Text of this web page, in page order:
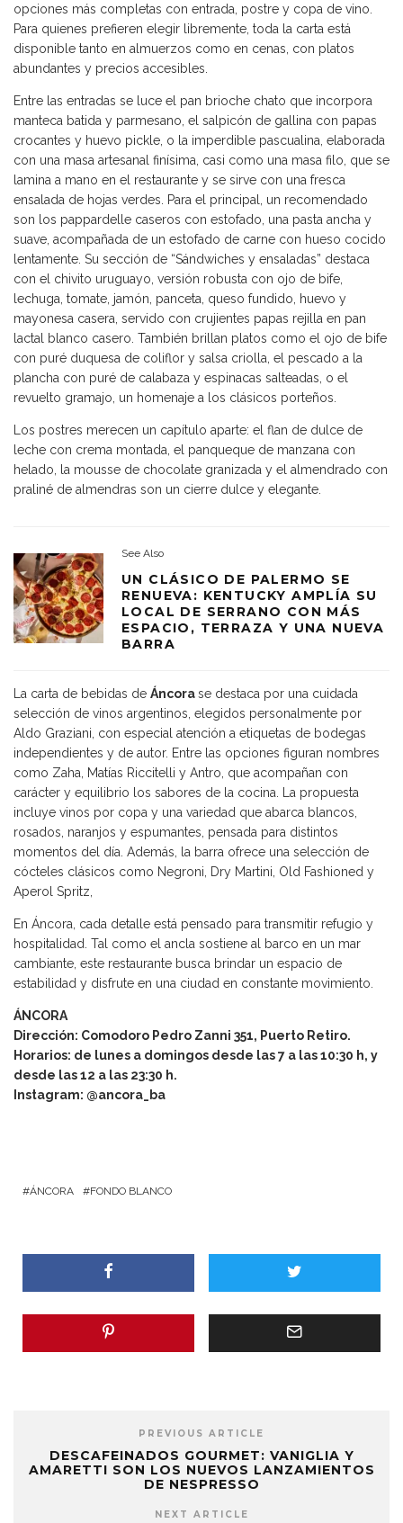
opciones más completas con entrada, postre y copa de vino.
Para quienes prefieren elegir libremente, toda la carta está
disponible tanto en almuerzos como en cenas, con platos
abundantes y precios accesibles.
Entre las entradas se luce el pan brioche chato que incorpora
manteca batida y parmesano, el salpicón de gallina con papas
crocantes y huevo pickle, o la imperdible pascualina, elaborada
con una masa artesanal finísima, casi como una masa filo, que se
lamina a mano en el restaurante y se sirve con una fresca
ensalada de hojas verdes. Para el principal, un recomendado
son los pappardelle caseros con estofado, una pasta ancha y
suave, acompañada de un estofado de carne con hueso cocido
lentamente. Su sección de “Sándwiches y ensaladas” destaca
con el chivito uruguayo, versión robusta con ojo de bife,
lechuga, tomate, jamón, panceta, queso fundido, huevo y
mayonesa casera, servido con crujientes papas rejilla en pan
lactal blanco casero. También brillan platos como el ojo de bife
con puré duquesa de coliflor y salsa criolla, el pescado a la
plancha con puré de calabaza y espinacas salteadas, o el
revuelto gramajo, un homenaje a los clásicos porteños.
Los postres merecen un capítulo aparte: el flan de dulce de
leche con crema montada, el panqueque de manzana con
helado, la mousse de chocolate granizada y el almendrado con
praliné de almendras son un cierre dulce y elegante.
See Also
UN CLÁSICO DE PALERMO SE
RENUEVA: KENTUCKY AMPLÍA SU
LOCAL DE SERRANO CON MÁS
ESPACIO, TERRAZA Y UNA NUEVA
BARRA
La carta de bebidas de Áncorase destaca por una cuidada
selección de vinos argentinos, elegidos personalmente por
Aldo Graziani, con especial atención a etiquetas de bodegas
independientes y de autor. Entre las opciones figuran nombres
como Zaha, Matías Riccitelli y Antro, que acompañan con
carácter y equilibrio los sabores de la cocina. La propuesta
incluye vinos por copa y una variedad que abarca blancos,
rosados, naranjos y espumantes, pensada para distintos
momentos del día. Además, la barra ofrece una selección de
cócteles clásicos como Negroni, Dry Martini, Old Fashioned y
Aperol Spritz,
En Áncora, cada detalle está pensado para transmitir refugio y
hospitalidad. Tal como el ancla sostiene al barco en un mar
cambiante, este restaurante busca brindar un espacio de
estabilidad y disfrute en una ciudad en constante movimiento.
ÁNCORA
Dirección: Comodoro Pedro Zanni 351, Puerto Retiro.
Horarios: de lunes a domingos desde las 7 a las 10:30 h, y
desde las 12 a las 23:30 h.
Instagram: @ancora_ba
ÁNCORA FONDO BLANCO
PREVIOUS ARTICLE
DESCAFEINADOS GOURMET: VANIGLIA Y
AMARETTI SON LOS NUEVOS LANZAMIENTOS
DE NESPRESSO
NEXT ARTICLE